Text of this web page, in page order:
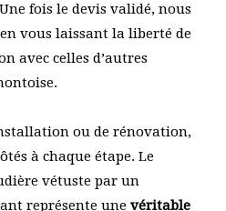
Une fois le devis validé, nous
vous laissant la liberté de
avec celles d’autres
ou de rénovation,
à chaque étape. Le
vétuste par un
représente une véritable